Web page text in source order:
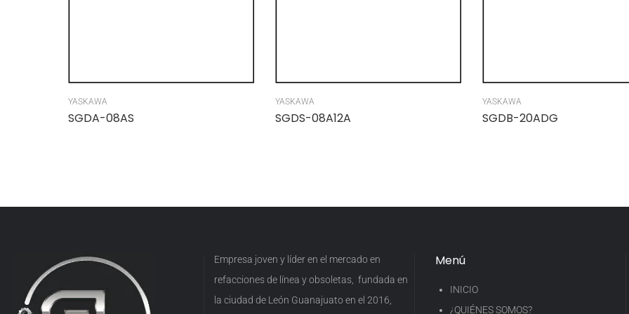
YASKAWA
SGDA-08AS
YASKAWA
SGDS-08A12A
YASKAWA
SGDB-20ADG
Empresa joven y líder en el mercado en
refacciones de línea y obsoletas, fundada en
la ciudad de León Guanajuato en el 2016,
Menú
INICIO
¿QUIÉNES SOMOS?